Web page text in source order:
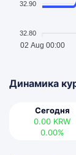
32.90
32.80
02 Aug 00:00
Динамика
Сегодня
0.00 KRW
0.00%